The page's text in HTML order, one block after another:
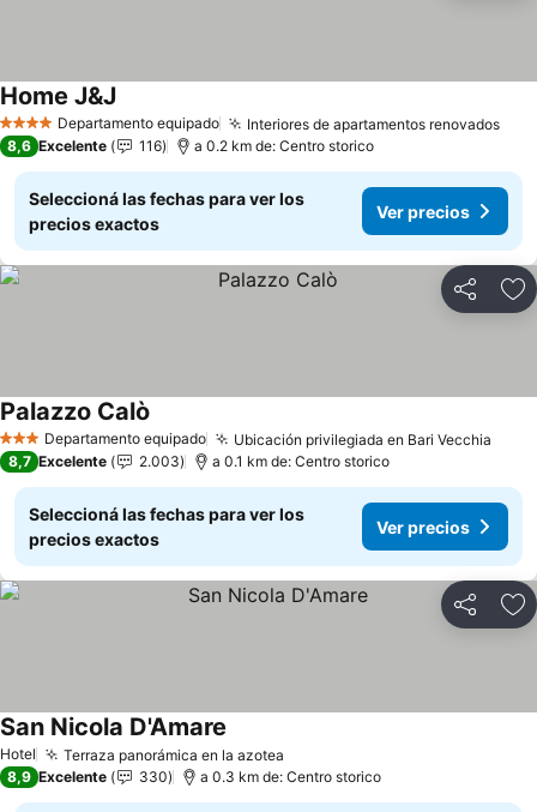
4 EstrellasDepartamento equipado Interiores de apartamentos renovados
Home J&J
8,6 Excelente 116 a 0.2 km de: Centro storico
Seleccioná las fechas para ver los
precios exactos
Ver precios
Compartir
3 EstrellasDepartamento equipado Ubicación privilegiada en Bari Vecchia
Palazzo Calò
8,7 Excelente 2.003 a 0.1 km de: Centro storico
Seleccioná las fechas para ver los
precios exactos
Ver precios
Compartir
Hotel Terraza panorámica en la azotea
San Nicola D'Amare
8,9 Excelente 330 a 0.3 km de: Centro storico